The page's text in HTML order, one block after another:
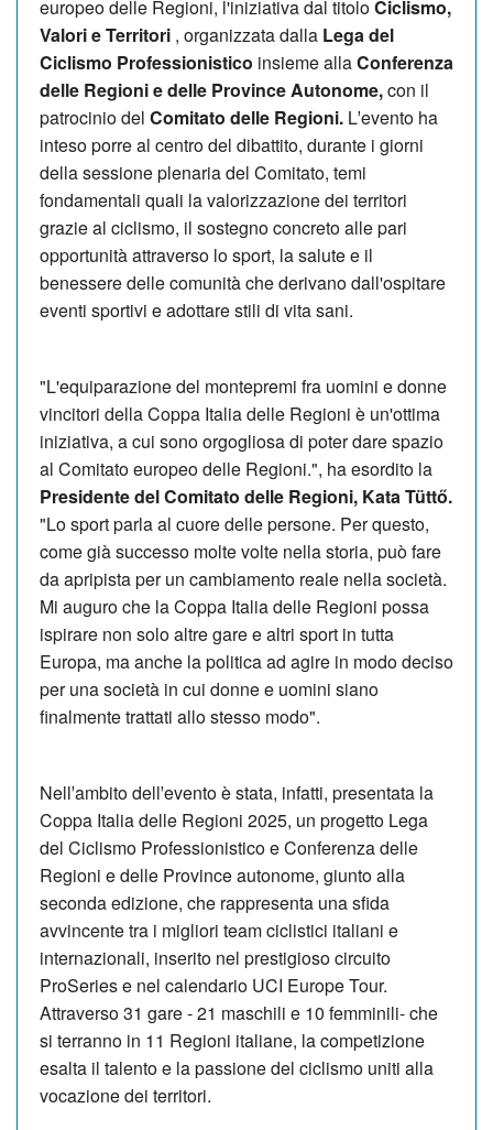
europeo delle Regioni, l'iniziativa dal titoloCiclismo,
Valori e Territori , organizzata dalla Lega del
Ciclismo Professionistico insieme allaConferenza
delle Regioni e delle Province Autonome,con il
patrocinio del Comitato delle Regioni. Lʼevento ha
inteso porre al centro del dibattito, durante i giorni
della sessione plenaria del Comitato, temi
fondamentali quali la valorizzazione dei territori
grazie al ciclismo, il sostegno concreto alle pari
opportunità attraverso lo sport, la salute e il
benessere delle comunità che derivano dall'ospitare
eventi sportivi e adottare stili di vita sani.
"L'equiparazione del montepremi fra uomini e donne
vincitori della Coppa Italia delle Regioni è un'ottima
iniziativa, a cui sono orgogliosa di poter dare spazio
al Comitato europeo delle Regioni.", ha esordito la
Presidente del Comitato delle Regioni, Kata Tüttő.
"Lo sport parla al cuore delle persone. Per questo,
come già successo molte volte nella storia, può fare
da apripista per un cambiamento reale nella società.
Mi auguro che la Coppa Italia delle Regioni possa
ispirare non solo altre gare e altri sport in tutta
Europa, ma anche la politica ad agire in modo deciso
per una società in cui donne e uomini siano
finalmente trattati allo stesso modo".
Nellʼambito dellʼevento è stata, infatti, presentata la
Coppa Italia delle Regioni 2025, un progetto Lega
del Ciclismo Professionistico e Conferenza delle
Regioni e delle Province autonome, giunto alla
seconda edizione, che rappresenta una sfida
avvincente tra i migliori team ciclistici italiani e
internazionali, inserito nel prestigioso circuito
ProSeries e nel calendario UCI Europe Tour.
Attraverso 31 gare - 21 maschili e 10 femminili- che
si terranno in 11 Regioni italiane, la competizione
esalta il talento e la passione del ciclismo uniti alla
vocazione dei territori.